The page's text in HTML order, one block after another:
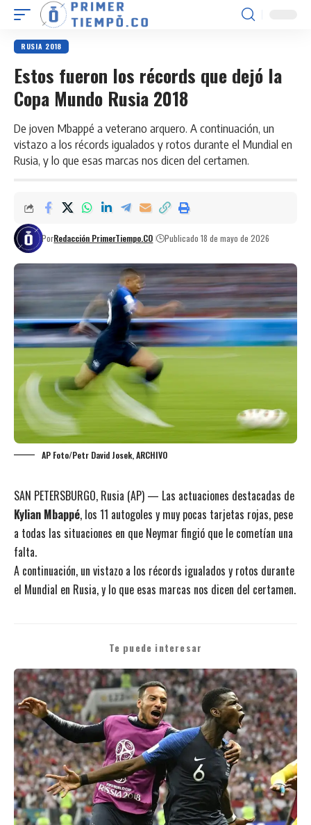
RUSIA 2018
Estos fueron los récords que dejó la
Copa Mundo Rusia 2018
De joven Mbappé a veterano arquero. A continuación, un
vistazo a los récords igualados y rotos durante el Mundial en
Rusia, y lo que esas marcas nos dicen del certamen.
PorRedacción PrimerTiempo.CO Publicado 18 de mayo de 2026
AP Foto/Petr David Josek, ARCHIVO
SAN PETERSBURGO, Rusia (AP) — Las actuaciones destacadas de
Kylian Mbappé, los 11 autogoles y muy pocas tarjetas rojas, pese
a todas las situaciones en que Neymar fingió que le cometían una
falta.
A continuación, un vistazo a los récords igualados y rotos durante
el Mundial en Rusia, y lo que esas marcas nos dicen del certamen.
Te puede interesar